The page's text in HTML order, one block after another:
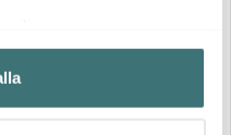
geografiska plats som
till flera meter
att aktivt skanna den för
349 kr